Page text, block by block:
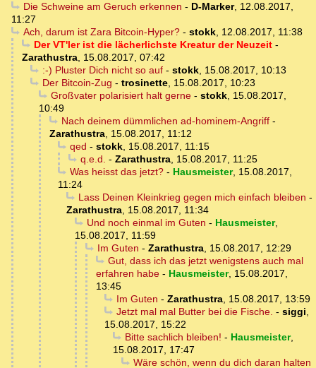
Die Schweine am Geruch erkennen - D-Marker, 12.08.2017,
11:27
Ach, darum ist Zara Bitcoin-Hyper?- stokk, 12.08.2017, 11:38
Der VT'ler ist die lächerlichste Kreatur der Neuzeit-
Zarathustra, 15.08.2017, 07:42
:-) Pluster Dich nicht so auf- stokk, 15.08.2017, 10:13
Der Bitcoin-Zug - trosinette, 15.08.2017, 10:23
Großvater polarisiert halt gerne- stokk, 15.08.2017,
10:49
Nach deinem dümmlichen ad-hominem-Angriff-
Zarathustra, 15.08.2017, 11:12
qed - stokk, 15.08.2017, 11:15
q.e.d. - Zarathustra, 15.08.2017, 11:25
Was heisst das jetzt?- Hausmeister, 15.08.2017,
11:24
Lass Deinen Kleinkrieg gegen mich einfach bleiben -
Zarathustra, 15.08.2017, 11:34
Und noch einmal im Guten - Hausmeister,
15.08.2017, 11:59
Im Guten - Zarathustra, 15.08.2017, 12:29
Gut, dass ich das jetzt wenigstens auch mal
erfahren habe - Hausmeister, 15.08.2017,
13:45
Im Guten - Zarathustra, 15.08.2017, 13:59
Jetzt mal mal Butter bei die Fische. - siggi,
15.08.2017, 15:22
Bitte sachlich bleiben! - Hausmeister,
15.08.2017, 17:47
Wäre schön, wenn du dich daran halten